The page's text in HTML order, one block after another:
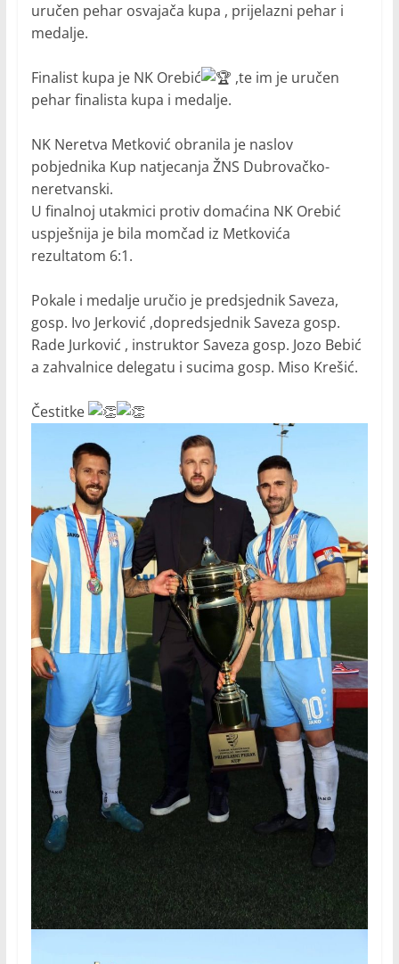
uručen pehar osvajača kupa , prijelazni pehar i
medalje.
Finalist kupa je NK Orebić
,te im je uručen
pehar finalista kupa i medalje.
NK Neretva Metković obranila je naslov
pobjednika Kup natjecanja ŽNS Dubrovačko-
neretvanski.
U finalnoj utakmici protiv domaćina NK Orebić
uspješnija je bila momčad iz Metkovića
rezultatom 6:1.
Pokale i medalje uručio je predsjednik Saveza,
gosp. Ivo Jerković ,dopredsjednik Saveza gosp.
Rade Jurković , instruktor Saveza gosp. Jozo Bebić
a zahvalnice delegatu i sucima gosp. Miso Krešić.
Čestitke